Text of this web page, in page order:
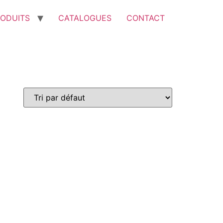
CATALOGUES CONTACT